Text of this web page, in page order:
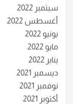
سبتمبر 2022
أغسطس 2022
يونيو 2022
مايو 2022
يناير 2022
ديسمبر 2021
نوفمبر 2021
أكتوبر 2021